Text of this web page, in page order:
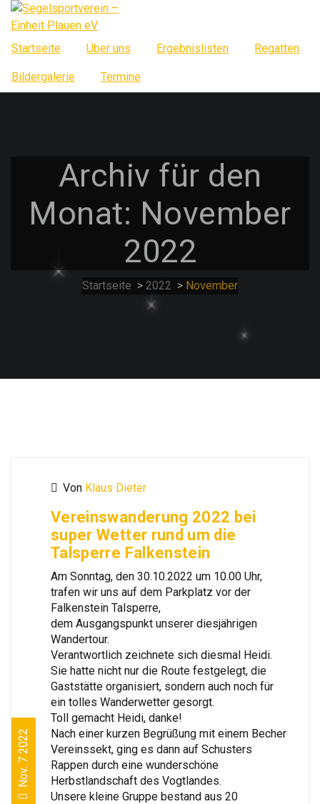
Springe
zum
InhaltStartseite Über uns Ergebnislisten Regatten
Bildergalerie Termine
Archiv für den
Monat: November
2022
Startseite > 2022 > November
Nov. 7 2022
Von Klaus Dieter
Vereinswanderung 2022 bei
super Wetter rund um die
Talsperre Falkenstein
Am Sonntag, den 30.10.2022 um 10.00 Uhr,
trafen wir uns auf dem Parkplatz vor der
Falkenstein Talsperre,
dem Ausgangspunkt unserer diesjährigen
Wandertour.
Verantwortlich zeichnete sich diesmal Heidi.
Sie hatte nicht nur die Route festgelegt, die
Gaststätte organisiert, sondern auch noch für
ein tolles Wanderwetter gesorgt.
Toll gemacht Heidi, danke!
Nach einer kurzen Begrüßung mit einem Becher
Vereinssekt, ging es dann auf Schusters
Rappen durch eine wunderschöne
Herbstlandschaft des Vogtlandes.
Unsere kleine Gruppe bestand aus 20